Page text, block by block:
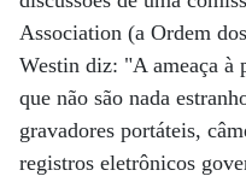
Association (a Ordem
Westin diz: "A ameaça à
que não são nada
gravadores portáteis,
registros eletrônicos